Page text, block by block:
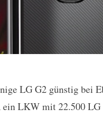
LG G2 günstig bei
LKW mit 22.500 LG